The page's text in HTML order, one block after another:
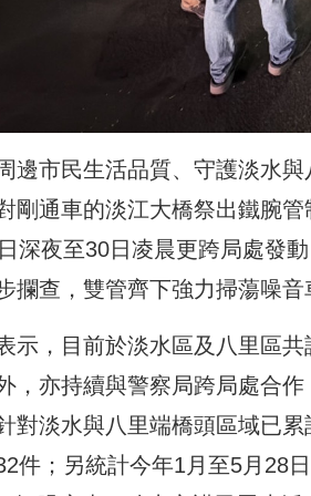
邊市民生活品質、守護淡水
剛通車的淡江大橋祭出鐵腕
深夜至30日凌晨更跨局處發
攔查，雙管齊下強力掃蕩噪音
示，目前於淡水區及八里區
，亦持續與警察局跨局處合
對淡水與八里端橋頭區域已
件；另統計今年1月至5月28